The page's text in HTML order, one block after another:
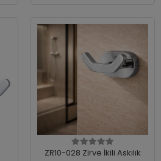
ZR10-028 Zirve İkili Askılık